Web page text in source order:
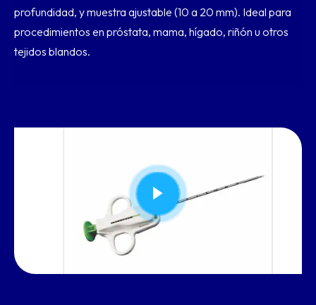
profundidad, y muestra ajustable (10 a 20 mm). Ideal para
procedimientos en próstata, mama, hígado, riñón u otros
tejidos blandos.